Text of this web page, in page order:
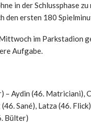
in der Schlussphase
den ersten 180
im Parkstadion
Aufgabe.
– Aydin (46. Matriciani),
Sané), Latza (46.
Bülter)